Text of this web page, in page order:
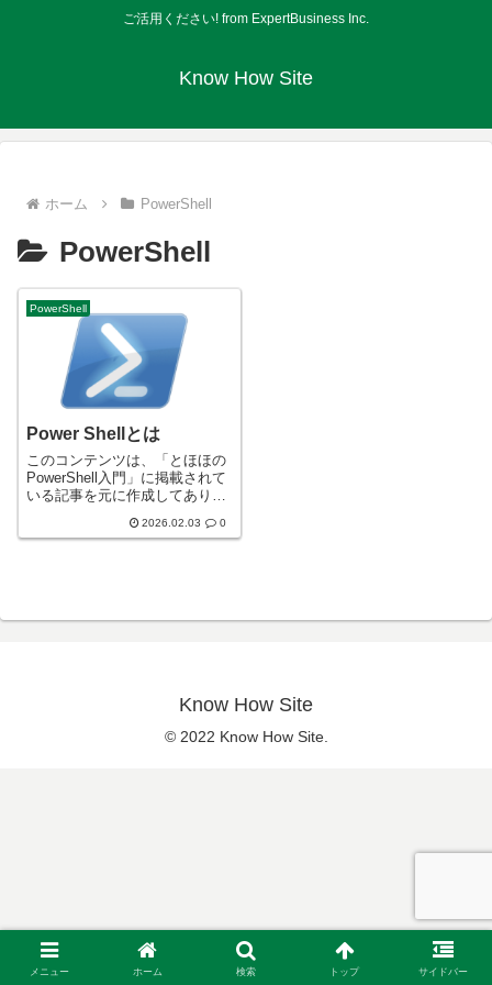
ご活用ください! from ExpertBusiness Inc.
Know How Site
ホーム PowerShell
PowerShell
PowerShell
Power Shellとは
このコンテンツは、「とほほの
PowerShell入門」に掲載されて
いる記事を元に作成してありま
トです。PowerShellとは
2026.02.03 0
Know How Site
© 2022 Know How Site.
メニュー ホーム 検索 トップ サイドバー